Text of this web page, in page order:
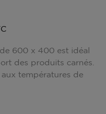
600 x 400 est idéal
des produits carnés.
températures de